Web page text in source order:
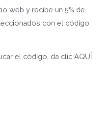
web y recibe un 5% de
con el código
el código, da clicAQUÍ